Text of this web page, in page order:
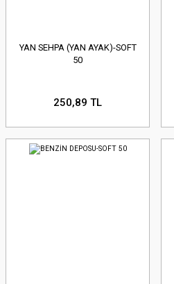
YAN SEHPA (YAN AYAK)-SOFT
50
250,89 TL